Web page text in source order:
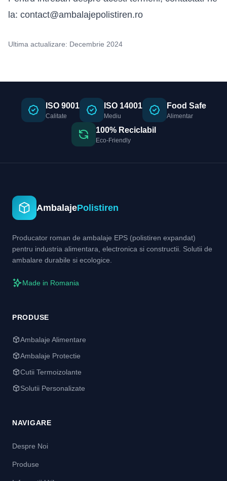
la: contact@ambalajepolistiren.ro
Ultima actualizare: Decembrie 2024
ISO 9001
Calitate
ISO 14001
Mediu
Food Safe
Alimentar
100% Reciclabil
Eco-Friendly
AmbalajePolistiren
Producator roman de ambalaje EPS (polistiren expandat)
pentru industria alimentara, electronica si constructii. Solutii de
ambalare durabile si ecologice.
Made in Romania
PRODUSE
Ambalaje Alimentare
Ambalaje Protectie
Cutii Termoizolante
Solutii Personalizate
NAVIGARE
Despre Noi
Produse